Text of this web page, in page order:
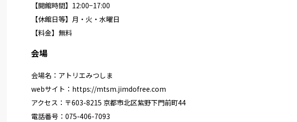
【開館時間】12:00−17:00
【休館日等】月・火・水曜日
【料金】無料
会場
会場名：アトリエみつしま
webサイト： https://mtsm.jimdofree.com
アクセス：〒603-8215 京都市北区紫野下門前町44
電話番号：075-406-7093